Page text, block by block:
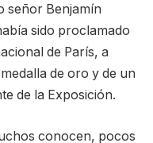
señor Benjamín
sido proclamado
de París, a
de oro y de un
de la Exposición.
conocen, pocos